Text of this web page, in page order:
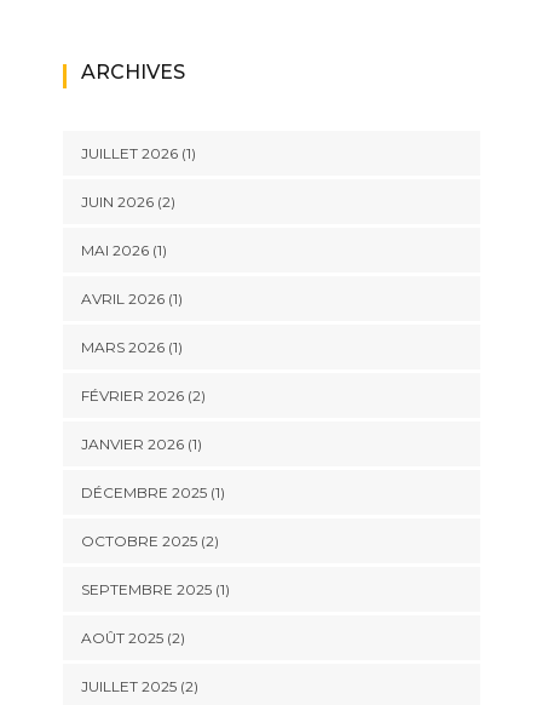
ARCHIVES
JUILLET 2026(1)
JUIN 2026(2)
MAI 2026(1)
AVRIL 2026(1)
MARS 2026(1)
FÉVRIER 2026(2)
JANVIER 2026(1)
DÉCEMBRE 2025(1)
OCTOBRE 2025(2)
SEPTEMBRE 2025(1)
AOÛT 2025(2)
JUILLET 2025(2)